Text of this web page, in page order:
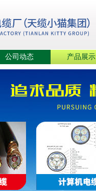
公司动态 产品展示